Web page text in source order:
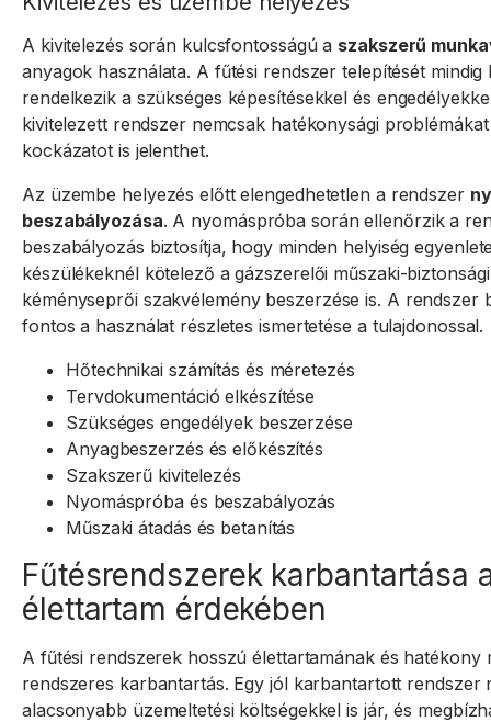
A kivitelezés során kulcsfontosságú a szakszerű
anyagok használata. A fűtési rendszer telepítését
rendelkezik a szükséges képesítésekkel és
kivitelezett rendszer nemcsak hatékonysági
kockázatot is jelenthet.
Az üzembe helyezés előtt elengedhetetlen a rendszer
beszabályozása. A nyomáspróba során ellenőrzik a
beszabályozás biztosítja, hogy minden helyiség
készülékeknél kötelező a gázszerelői műszaki-
kéményseprői szakvélemény beszerzése is. A rendszer
fontos a használat részletes ismertetése a tulajdonossal.
Hőtechnikai számítás és méretezés
Tervdokumentáció elkészítése
Szükséges engedélyek beszerzése
Anyagbeszerzés és előkészítés
Szakszerű kivitelezés
Nyomáspróba és beszabályozás
Műszaki átadás és betanítás
Fűtésrendszerek karbantartása
élettartam érdekében
A fűtési rendszerek hosszú élettartamának és hatékony
rendszeres karbantartás. Egy jól karbantartott rendszer
alacsonyabb üzemeltetési költségekkel is jár, és